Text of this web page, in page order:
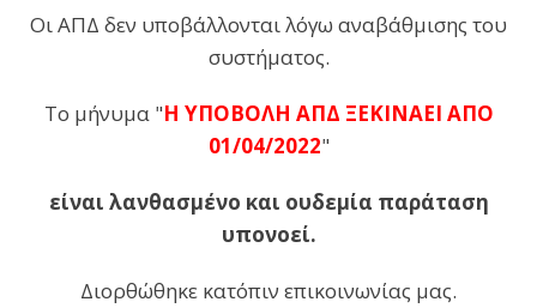
Οι ΑΠΔ δεν υποβάλλονται λόγω αναβάθμισης του
συστήματος.
Το μήνυμα "Η ΥΠΟΒΟΛΗ ΑΠΔ ΞΕΚΙΝΑΕΙ ΑΠΟ
01/04/2022"
είναι λανθασμένο και ουδεμία παράταση
υπονοεί.
Διορθώθηκε κατόπιν επικοινωνίας μας.